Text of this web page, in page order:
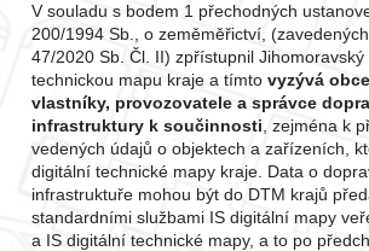
V souladu s bodem 1 přechodných
200/1994 Sb., o zeměměřictví,
47/2020 Sb. Čl. II) zpřístupnil
technickou mapu kraje a tímtovyzývá
vlastníky, provozovatele a správce
infrastruktury k součinnosti , zejména k
vedených údajů o objektech a zařízeních,
digitální technické mapy kraje. Data o
infrastruktuře mohou být do DTM krajů
standardními službami IS digitální mapy
a IS digitální technické mapy, a to po